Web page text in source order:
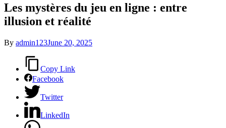
Les mystères du jeu en ligne : entre
illusion et réalité
By admin123June 20, 2025
Copy Link
Facebook
Twitter
LinkedIn